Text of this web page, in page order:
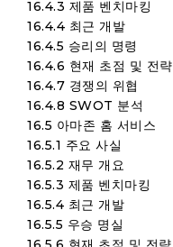
16.4.3 제품 벤치마킹
16.4.4 최근 개발
16.4.5 승리의 명령
16.4.6 현재 초점 및 전략
16.4.7 경쟁의 위협
16.4.8 SWOT 분석
16.5 아마존 홈 서비스
16.5.1 주요 사실
16.5.2 재무 개요
16.5.3 제품 벤치마킹
16.5.4 최근 개발
16.5.5 우승 명실